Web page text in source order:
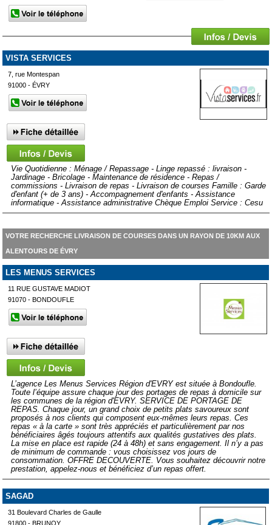
VISTA SERVICES
7, rue Montespan
91000 - ÉVRY
Vie Quotidienne : Ménage / Repassage - Linge repassé : livraison -
Jardinage - Bricolage - Maintenance de résidence - Repas /
commissions - Livraison de repas - Livraison de courses Famille : Garde
d'enfant (+ de 3 ans) - Accompagnement d'enfants - Assistance
informatique - Assistance administrative Chèque Emploi Service : Cesu
VOTRE RECHERCHE LIVRAISON DE COURSES DANS UN RAYON DE 10KM AUX
ALENTOURS DE ÉVRY
LES MENUS SERVICES
11 RUE GUSTAVE MADIOT
91070 - BONDOUFLE
L’agence Les Menus Services Région d'EVRY est située à Bondoufle.
Toute l’équipe assure chaque jour des portages de repas à domicile sur
les communes de la région d'EVRY. SERVICE DE PORTAGE DE
REPAS. Chaque jour, un grand choix de petits plats savoureux sont
proposés à nos clients qui composent eux-mêmes leurs repas. Ces
repas « à la carte » sont très appréciés et particulièrement par nos
bénéficiaires âgés toujours attentifs aux qualités gustatives des plats.
La mise en place est rapide (24 à 48h) et sans engagement. Il n’y a pas
de minimum de commande : vous choisissez vos jours de
consommation. OFFRE DECOUVERTE. Vous souhaitez découvrir notre
prestation, appelez-nous et bénéficiez d’un repas offert.
SAGAD
31 Boulevard Charles de Gaulle
91800 - BRUNOY